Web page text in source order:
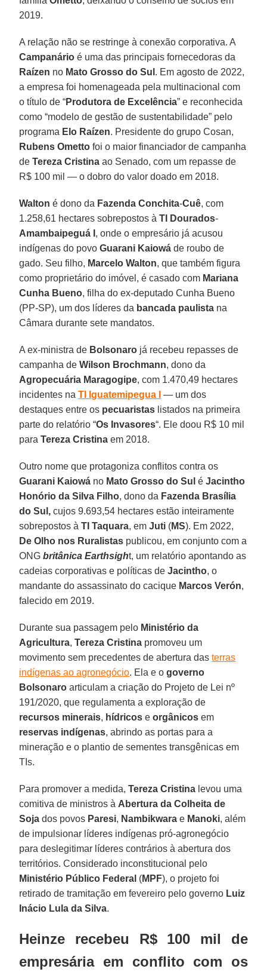
2019.
A relação não se restringe à conexão corporativa. A
Campanário é uma das principais fornecedoras da
Raízen no Mato Grosso do Sul . Em agosto de 2022,
a empresa foi homenageada pela multinacional com
o título de “Produtora de Excelência” e reconhecida
como “modelo de gestão de sustentabilidade” pelo
programa Elo Raízen. Presidente do grupo Cosan,
Rubens Ometto foi o maior financiador de campanha
de Tereza Cristina ao Senado, com um repasse de
R$ 100 mil — o dobro do valor doado em 2018.
Walton é dono da Fazenda Conchita-Cuê, com
1.258,61 hectares sobrepostos àTI Dourados-
Amambaipeguá I , onde o empresário já acusou
indígenas do povoGuarani Kaiowá de roubo de
gado. Seu filho, Marcelo Walton, que também figura
como proprietário do imóvel, é casado com Mariana
Cunha Bueno, filha do ex-deputado Cunha Bueno
(PP-SP), um dos líderes da bancada paulista na
Câmara durante sete mandatos.
A ex-ministra de Bolsonaro já recebeu repasses de
campanha deWilson Brochmann, dono da
Agropecuária Maragogipe, com 1.470,49 hectares
incidentes naTI Iguatemipegua I
— um dos
destaques entre os pecuaristas listados na primeira
parte do relatório “Os Invasores“. Ele doou R$ 10 mil
paraTereza Cristina em 2018.
Outro nome que protagoniza conflitos contra os
Guarani Kaiowá no Mato Grosso do Sul é Jacintho
Honório da Silva Filho, dono da Fazenda Brasília
do Sul, cujos 9.693,54 hectares estão inteiramente
sobrepostos àTI Taquara, emJuti (MS). Em 2022,
De Olho nos Ruralistas publicou, em conjunto com a
ONG britânica Earthsight, um relatório apontando as
cadeias corporativas e políticas deJacintho, o
mandante do assassinato do cacique Marcos Verón,
falecido em 2019.
Durante sua passagem pelo Ministério da
Agricultura,Tereza Cristina promoveu um
movimento sem precedentes de abertura dasterras
indígenas ao agronegócio. Ela e ogoverno
Bolsonaro articulam a criação do Projeto de Lei nº
191/2020, que regulamenta a exploração de
recursos minerais, hídricos eorgânicos em
reservas indígenas, abrindo as portas para a
mineração e o plantio de sementes transgênicas em
TIs.
Para promover a medida,Tereza Cristina levou uma
comitiva de ministros à Abertura da Colheita de
Soja dos povos Paresi, Nambikwara e Manoki, além
de impulsionar líderes indígenas pró-agronegócio
para deslegitimar líderes contrários à abertura dos
territórios. Considerado inconstitucional pelo
Ministério Público Federal (MPF), o projeto foi
retirado de tramitação em fevereiro pelo governo Luiz
Inácio Lula da Silva.
Heinze recebeu R$ 100 mil de
empresária em conflito com os